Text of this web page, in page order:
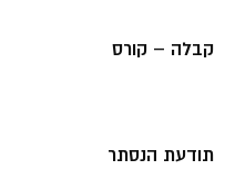
קבלה – קורס
תודעת הנסתר